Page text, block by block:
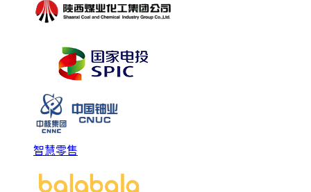
智慧零售